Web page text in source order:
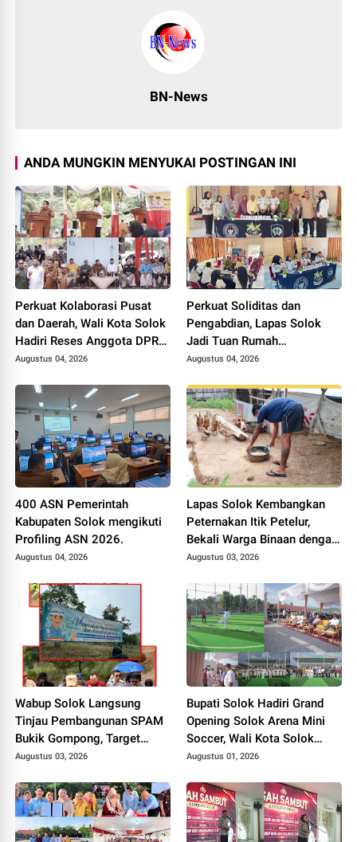
BN-News
ANDA MUNGKIN MENYUKAI POSTINGAN INI
Perkuat Kolaborasi Pusat
dan Daerah, Wali Kota Solok
Hadiri Reses Anggota DPR
RI H. Zigo Rolanda
Augustus 04, 2026
Perkuat Soliditas dan
Pengabdian, Lapas Solok
Jadi Tuan Rumah
Musyawarah Pembentukan
Daerah.
Augustus 04, 2026
400 ASN Pemerintah
Kabupaten Solok mengikuti
Profiling ASN 2026.
Augustus 04, 2026
Lapas Solok Kembangkan
Peternakan Itik Petelur,
Bekali Warga Binaan dengan
Keterampilan Produktif.
Augustus 03, 2026
Wabup Solok Langsung
Tinjau Pembangunan SPAM
Bukik Gompong, Target
Rampung Akhir Oktober
Augustus 03, 2026
Bupati Solok Hadiri Grand
Opening Solok Arena Mini
Soccer, Wali Kota Solok
Resmikan Fasilitas Olahraga
Augustus 01, 2026